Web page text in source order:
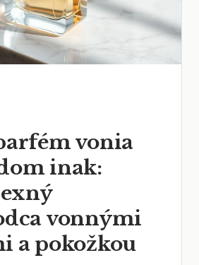
vonia
inak:
vonnými
a pokožkou